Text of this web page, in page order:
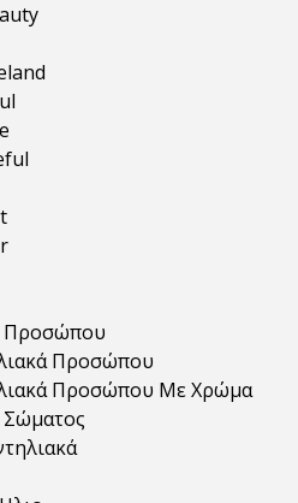
Προσώπου
Προσώπου
Προσώπου Με Χρώμα
Σώματος